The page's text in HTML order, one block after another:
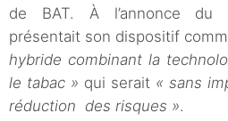
de BAT. À l’annonce du
présentait son dispositif
hybride combinant la
le tabac » qui serait « sans
réduction des risques ».